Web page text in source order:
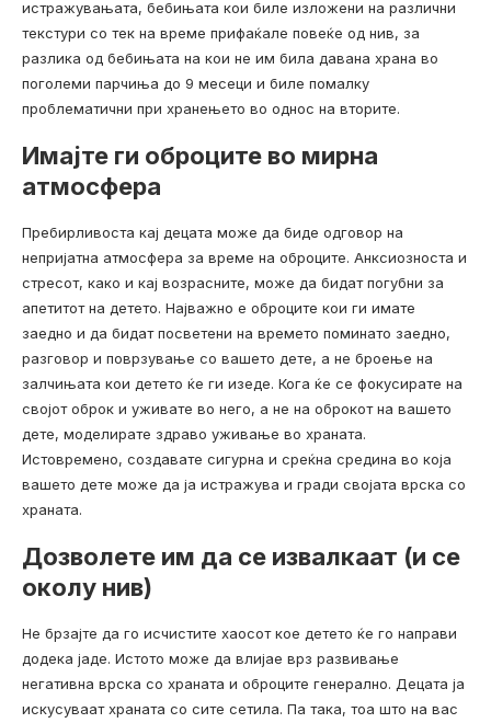
истражувањата, бебињата кои биле изложени на различни
текстури со тек на време прифаќале повеќе од нив, за
разлика од бебињата на кои не им била давана храна во
поголеми парчиња до 9 месеци и биле помалку
проблематични при хранењето во однос на вторите.
Имајте ги оброците во мирна
атмосфера
Пребирливоста кај децата може да биде одговор на
непријатна атмосфера за време на оброците. Анксиозноста и
стресот, како и кај возрасните, може да бидат погубни за
апетитот на детето. Најважно е оброците кои ги имате
заедно и да бидат посветени на времето поминато заедно,
разговор и поврзување со вашето дете, а не броење на
залчињата кои детето ќе ги изеде. Кога ќе се фокусирате на
својот оброк и уживате во него, а не на оброкот на вашето
дете, моделирате здраво уживање во храната.
Истовремено, создавате сигурна и среќна средина во која
вашето дете може да ја истражува и гради својата врска со
храната.
Дозволете им да се извалкаат (и се
околу нив)
Не брзајте да го исчистите хаосот кое детето ќе го направи
додека јаде. Истото може да влијае врз развивање
негативна врска со храната и оброците генерално. Децата ја
искусуваат храната со сите сетила. Па така, тоа што на вас